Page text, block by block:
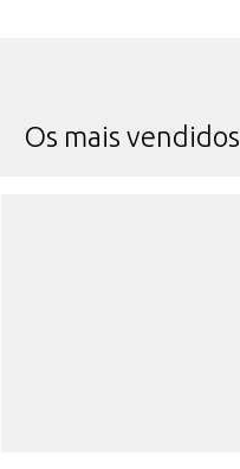
Os mais vendidos